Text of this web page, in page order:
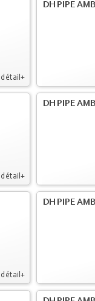
détail+
DH PIPE
détail+
DH PIPE
détail+
DH PIPE